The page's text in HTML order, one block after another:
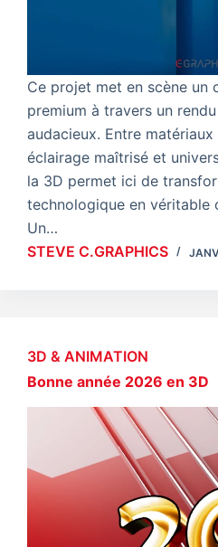
Ce projet met en scène un
premium à travers un
audacieux. Entre matériaux
éclairage maîtrisé et
la 3D permet ici de
technologique en véritable
Un…
STEVE C.GRAPHICS
3D & ANIMATION
Bonne année 2026 en 3D